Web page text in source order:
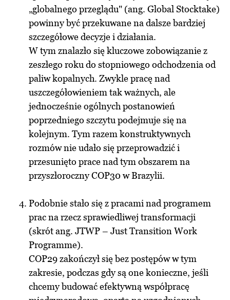
„globalnego przeglądu" (ang. Global Stocktake)
powinny być przekuwane na dalsze bardziej
szczegółowe decyzje i działania.
W tym znalazło się kluczowe zobowiązanie z
zeszłego roku do stopniowego odchodzenia od
paliw kopalnych. Zwykle pracę nad
uszczegółowieniem tak ważnych, ale
jednocześnie ogólnych postanowień
poprzedniego szczytu podejmuje się na
kolejnym. Tym razem konstruktywnych
rozmów nie udało się przeprowadzić i
przesunięto prace nad tym obszarem na
przyszłoroczny COP30 w Brazylii.
Podobnie stało się z pracami nad programem
prac na rzecz sprawiedliwej transformacji
(skrót ang. JTWP – Just Transition Work
Programme).
COP29 zakończył się bez postępów w tym
zakresie, podczas gdy są one konieczne, jeśli
chcemy budować efektywną współpracę